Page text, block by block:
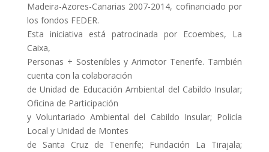
Madeira-Azores-Canarias 2007-2014, cofinanciado por
los fondos FEDER.
Esta iniciativa está patrocinada por Ecoembes, La
Caixa,
Personas + Sostenibles y Arimotor Tenerife. También
cuenta con la colaboración
de Unidad de Educación Ambiental del Cabildo Insular;
Oficina de Participación
y Voluntariado Ambiental del Cabildo Insular; Policía
Local y Unidad de Montes
de Santa Cruz de Tenerife; Fundación La Tirajala;